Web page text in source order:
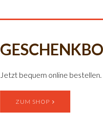
Jetzt bequem online bestellen.
ZUM SHOP